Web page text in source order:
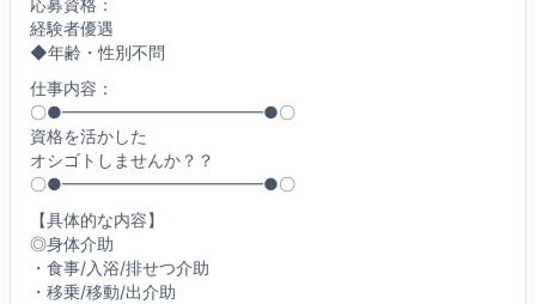
応募資格：
経験者優遇
◆年齢・性別不問
仕事内容：
〇●━━━━━━━━━━━━●〇
資格を活かした
オシゴトしませんか？？
〇●━━━━━━━━━━━━●〇
【具体的な内容】
◎身体介助
・食事/入浴/排せつ介助
・移乗/移動/出介助